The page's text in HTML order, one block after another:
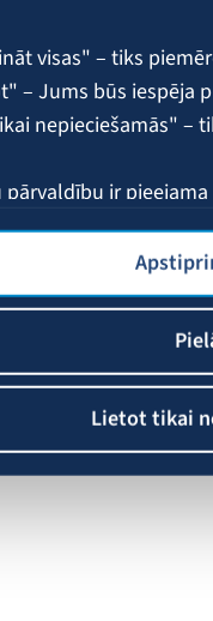
visas" – tiks
– Jums būs iespēja
nepieciešamās" –
ir pieejama
Lietot tikai
LV-1013, Latvija.